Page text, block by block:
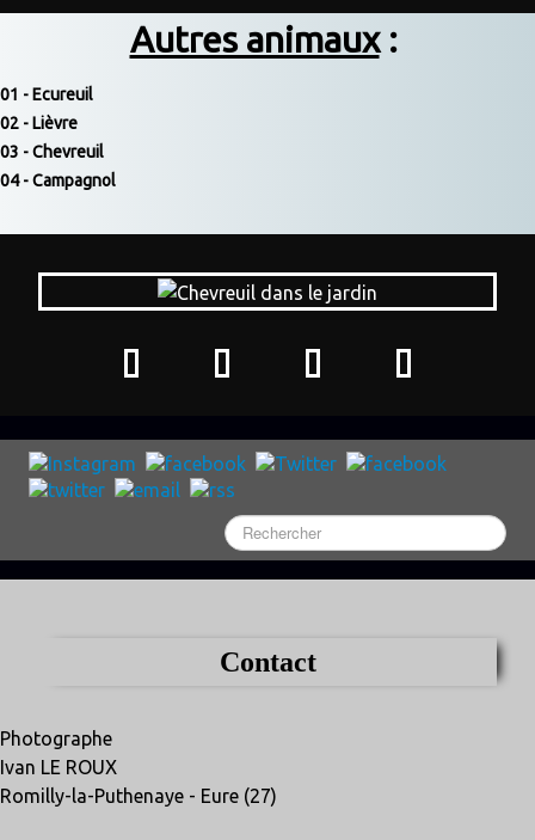
Autres animaux:
01 - Ecureuil
02 - Lièvre
03 - Chevreuil
04 - Campagnol
Contact
Photographe
Ivan LE ROUX
Romilly-la-Puthenaye - Eure (27)